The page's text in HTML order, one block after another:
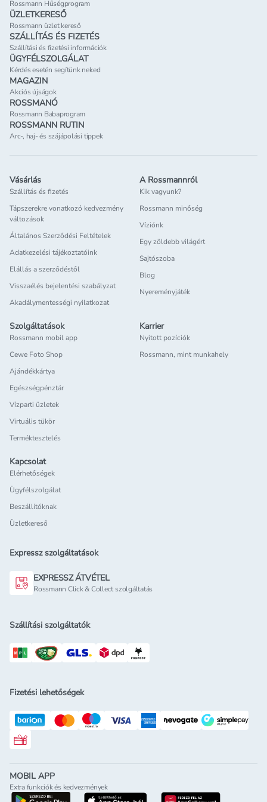
Rossmann Hűségprogram
ÜZLETKERESŐ
Rossmann üzlet kereső
SZÁLLÍTÁS ÉS FIZETÉS
Szállítási és fizetési információk
ÜGYFÉLSZOLGÁLAT
Kérdés esetén segítünk neked
MAGAZIN
Akciós újságok
ROSSMANÓ
Rossmann Babaprogram
ROSSMANN RUTIN
Arc-, haj- és szájápolási tippek
Vásárlás
Szállítás és fizetés
Tápszerekre vonatkozó kedvezmény
változások
Általános Szerződési Feltételek
Adatkezelési tájékoztatóink
Elállás a szerződéstől
Visszaélés bejelentési szabályzat
Akadálymentességi nyilatkozat
A Rossmannról
Kik vagyunk?
Rossmann minőség
Víziónk
Egy zöldebb világért
Sajtószoba
Blog
Nyereményjáték
Szolgáltatások
Rossmann mobil app
Cewe Foto Shop
Ajándékkártya
Egészségpénztár
Vízparti üzletek
Virtuális tükör
Terméktesztelés
Karrier
Nyitott pozíciók
Rossmann, mint munkahely
Kapcsolat
Elérhetőségek
Ügyfélszolgálat
Beszállítóknak
Üzletkereső
Expressz szolgáltatások
EXPRESSZ ÁTVÉTEL
Rossmann Click & Collect szolgáltatás
Szállítási szolgáltatók
Fizetési lehetőségek
Rossmann ajándékkártya
MOBIL APP
Extra funkciók és kedvezmények
letöltés a google-play-rölletöltés az app-store-ból
letöltés